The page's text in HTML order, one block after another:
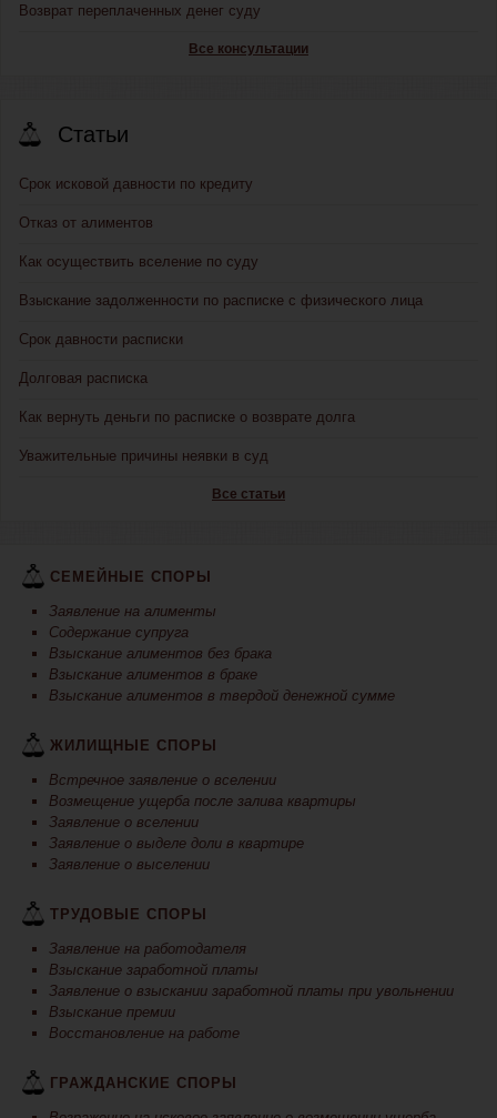
Возврат переплаченных денег суду
Все консультации
Статьи
Срок исковой давности по кредиту
Отказ от алиментов
Как осуществить вселение по суду
Взыскание задолженности по расписке с физического лица
Срок давности расписки
Долговая расписка
Как вернуть деньги по расписке о возврате долга
Уважительные причины неявки в суд
Все статьи
СЕМЕЙНЫЕ СПОРЫ
Заявление на алименты
Содержание супруга
Взыскание алиментов без брака
Взыскание алиментов в браке
Взыскание алиментов в твердой денежной сумме
ЖИЛИЩНЫЕ СПОРЫ
Встречное заявление о вселении
Возмещение ущерба после залива квартиры
Заявление о вселении
Заявление о выделе доли в квартире
Заявление о выселении
ТРУДОВЫЕ СПОРЫ
Заявление на работодателя
Взыскание заработной платы
Заявление о взыскании заработной платы при увольнении
Взыскание премии
Восстановление на работе
ГРАЖДАНСКИЕ СПОРЫ